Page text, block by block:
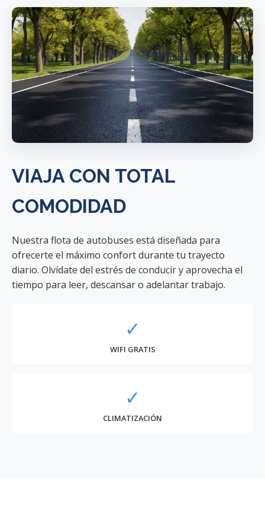
VIAJA CON TOTAL
COMODIDAD
Nuestra flota de autobuses está diseñada para
ofrecerte el máximo confort durante tu trayecto
diario. Olvídate del estrés de conducir y aprovecha el
tiempo para leer, descansar o adelantar trabajo.
✓
WIFI GRATIS
✓
CLIMATIZACIÓN